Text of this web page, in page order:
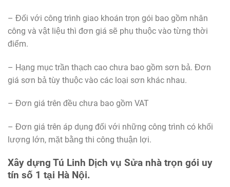
– Đối với công trình giao khoán trọn gói bao gồm nhân
công và vật liệu thì đơn giá sẽ phụ thuộc vào từng thời
điểm.
– Hạng mục trần thạch cao chưa bao gồm sơn bả. Đơn
giá sơn bả tùy thuộc vào các loại sơn khác nhau.
– Đơn giá trên đều chưa bao gồm VAT
– Đơn giá trên áp dụng đối với những công trình có khối
lượng lớn, mặt bằng thi công thuận lợi.
Xây dựng Tú Linh Dịch vụ Sửa nhà trọn gói uy
tín số 1 tại Hà Nội.